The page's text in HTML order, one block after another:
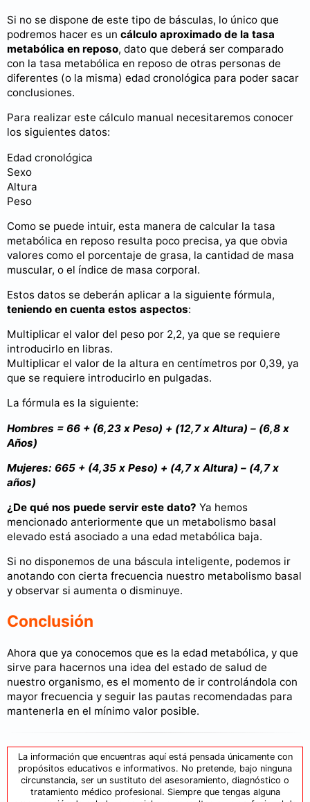
Si no se dispone de este tipo de básculas, lo único que
podremos hacer es un cálculo aproximado de la tasa
metabólica en reposo, dato que deberá ser comparado
con la tasa metabólica en reposo de otras personas de
diferentes (o la misma) edad cronológica para poder sacar
conclusiones.
Para realizar este cálculo manual necesitaremos conocer
los siguientes datos:
Edad cronológica
Sexo
Altura
Peso
Como se puede intuir, esta manera de calcular la tasa
metabólica en reposo resulta poco precisa, ya que obvia
valores como el porcentaje de grasa, la cantidad de masa
muscular, o el índice de masa corporal.
Estos datos se deberán aplicar a la siguiente fórmula,
teniendo en cuenta estos aspectos:
Multiplicar el valor del peso por 2,2, ya que se requiere
introducirlo en libras.
Multiplicar el valor de la altura en centímetros por 0,39, ya
que se requiere introducirlo en pulgadas.
La fórmula es la siguiente:
Hombres = 66 + (6,23 x Peso) + (12,7 x Altura) – (6,8 x
Años)
Mujeres: 665 + (4,35 x Peso) + (4,7 x Altura) – (4,7 x
años)
¿De qué nos puede servir este dato? Ya hemos
mencionado anteriormente que un metabolismo basal
elevado está asociado a una edad metabólica baja.
Si no disponemos de una báscula inteligente, podemos ir
anotando con cierta frecuencia nuestro metabolismo basal
y observar si aumenta o disminuye.
Conclusión
Ahora que ya conocemos que es la edad metabólica, y que
sirve para hacernos una idea del estado de salud de
nuestro organismo, es el momento de ir controlándola con
mayor frecuencia y seguir las pautas recomendadas para
mantenerla en el mínimo valor posible.
La información que encuentras aquí está pensada únicamente con
propósitos educativos e informativos. No pretende, bajo ninguna
circunstancia, ser un sustituto del asesoramiento, diagnóstico o
tratamiento médico profesional. Siempre que tengas alguna